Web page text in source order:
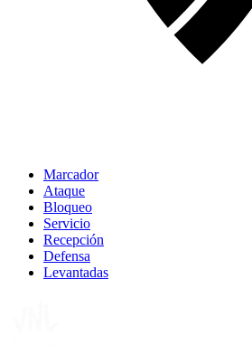
Marcador
Ataque
Bloqueo
Servicio
Recepción
Defensa
Levantadas